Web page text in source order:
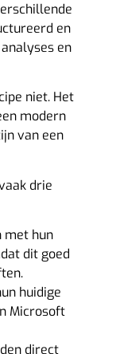
en
en
niet. Het
modern
van een
drie
met hun
dit goed
huidige
Microsoft
direct